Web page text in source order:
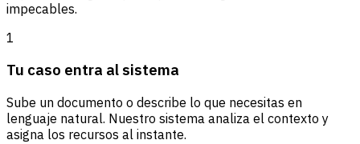
impecables.
1
Tu caso entra al sistema
Sube un documento o describe lo que necesitas en
lenguaje natural. Nuestro sistema analiza el contexto y
asigna los recursos al instante.